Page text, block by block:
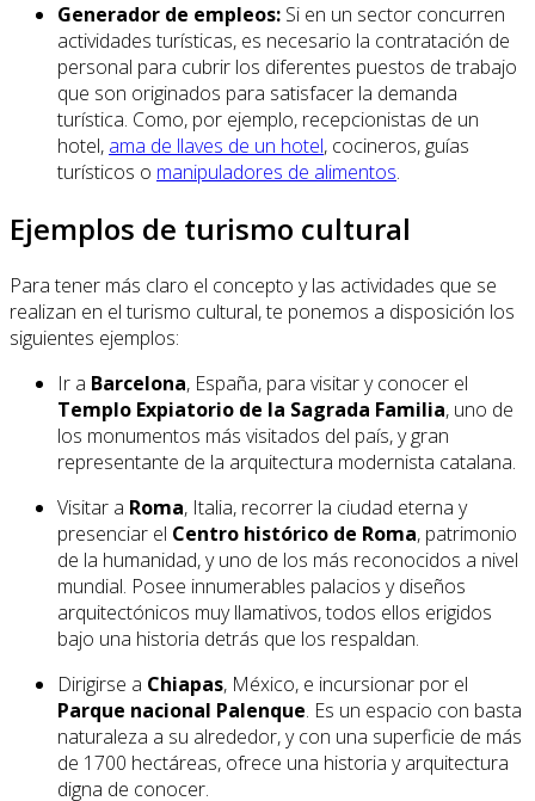
Generador de empleos: Si en un sector concurren
actividades turísticas, es necesario la contratación de
personal para cubrir los diferentes puestos de trabajo
que son originados para satisfacer la demanda
turística. Como, por ejemplo, recepcionistas de un
hotel, ama de llaves de un hotel, cocineros, guías
turísticos o manipuladores de alimentos.
Ejemplos de turismo cultural
Para tener más claro el concepto y las actividades que se
realizan en el turismo cultural, te ponemos a disposición los
siguientes ejemplos:
Ir a Barcelona, España, para visitar y conocer el
Templo Expiatorio de la Sagrada Familia, uno de
los monumentos más visitados del país, y gran
representante de la arquitectura modernista catalana.
Visitar a Roma, Italia, recorrer la ciudad eterna y
presenciar el Centro histórico de Roma, patrimonio
de la humanidad, y uno de los más reconocidos a nivel
mundial. Posee innumerables palacios y diseños
arquitectónicos muy llamativos, todos ellos erigidos
bajo una historia detrás que los respaldan.
Dirigirse a Chiapas, México, e incursionar por el
Parque nacional Palenque. Es un espacio con basta
naturaleza a su alrededor, y con una superficie de más
de 1700 hectáreas, ofrece una historia y arquitectura
digna de conocer.